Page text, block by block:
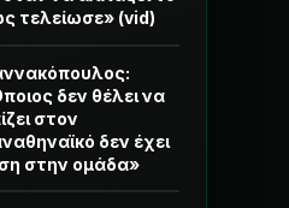
τελείωσε» (vid)
δεν θέλει να
στον
δεν έχει
στην ομάδα»